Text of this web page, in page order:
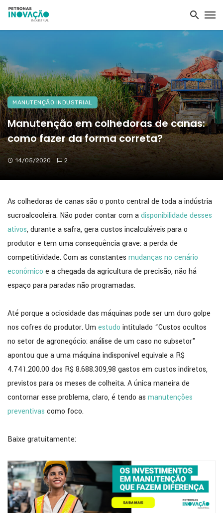
MANUTENÇÃO INDUSTRIAL
Manutenção em colhedoras de canas:
como fazer da forma correta?
14/05/2020 2
As colhedoras de canas são o ponto central de toda a indústria
sucroalcooleira. Não poder contar com adisponibilidade desses
ativos, durante a safra, gera custos incalculáveis para o
produtor e tem uma consequência grave: a perda de
competitividade. Com as constantes mudanças no cenário
econômico e a chegada da agricultura de precisão, não há
espaço para paradas não programadas.
Até porque a ociosidade das máquinas pode ser um duro golpe
nos cofres do produtor. Um estudo intitulado “Custos ocultos
no setor de agronegócio: análise de um caso no subsetor”
apontou que a uma máquina indisponível equivale a R$
4.741.200.00 dos R$ 8.688.309,98 gastos em custos indiretos,
previstos para os meses de colheita. A única maneira de
contornar esse problema, claro, é tendo as manutenções
preventivas como foco.
Baixe gratuitamente: